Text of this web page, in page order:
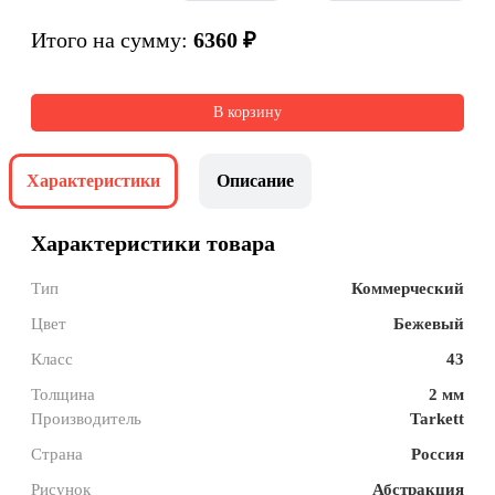
Итого на сумму: 6360 ₽
В корзину
Характеристики Описание
Характеристики товара
Тип
Коммерческий
Цвет
Бежевый
Класс
43
Толщина
2 мм
Производитель
Tarkett
Страна
Россия
Рисунок
Абстракция